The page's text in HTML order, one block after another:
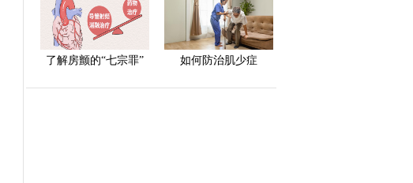
了解房颤的“七宗罪” 如何防治肌少症